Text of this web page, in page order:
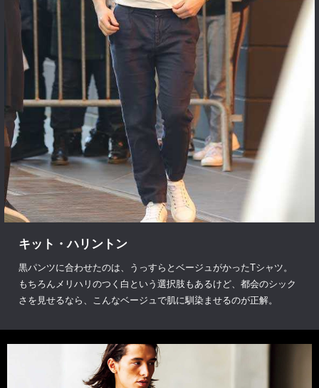
キット・ハリントン
黒パンツに合わせたのは、うっすらとベージュがかったTシャツ。
もちろんメリハリのつく白という選択肢もあるけど、都会のシック
さを見せるなら、こんなベージュで肌に馴染ませるのが正解。